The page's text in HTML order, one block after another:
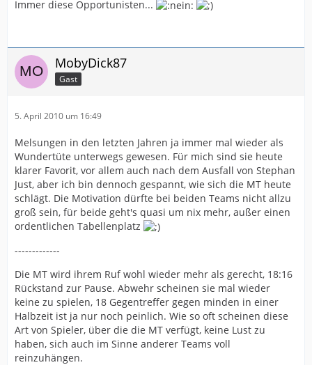
Immer diese Opportunisten...
MobyDick87
Gast
5. April 2010 um 16:49
Melsungen in den letzten Jahren ja immer mal wieder als
Wundertüte unterwegs gewesen. Für mich sind sie heute
klarer Favorit, vor allem auch nach dem Ausfall von Stephan
Just, aber ich bin dennoch gespannt, wie sich die MT heute
schlägt. Die Motivation dürfte bei beiden Teams nicht allzu
groß sein, für beide geht's quasi um nix mehr, außer einen
ordentlichen Tabellenplatz
-------------
Die MT wird ihrem Ruf wohl wieder mehr als gerecht, 18:16
Rückstand zur Pause. Abwehr scheinen sie mal wieder
keine zu spielen, 18 Gegentreffer gegen minden in einer
Halbzeit ist ja nur noch peinlich. Wie so oft scheinen diese
Art von Spieler, über die die MT verfügt, keine Lust zu
haben, sich auch im Sinne anderer Teams voll
reinzuhängen.